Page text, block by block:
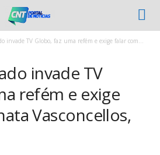
invade TV Globo, faz uma refém e exige falar com...
invade TV
refém e exige
Vasconcellos,